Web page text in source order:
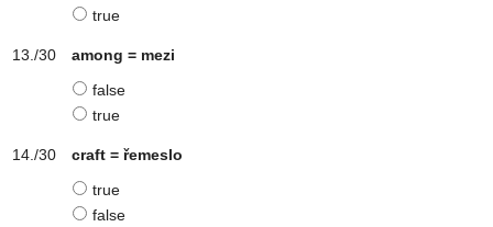
true
among = mezi
false
true
craft = řemeslo
true
false